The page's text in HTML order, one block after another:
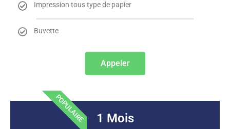
Impression tous type de papier
Buvette
Appeler
POPULAIRE 1 Mois